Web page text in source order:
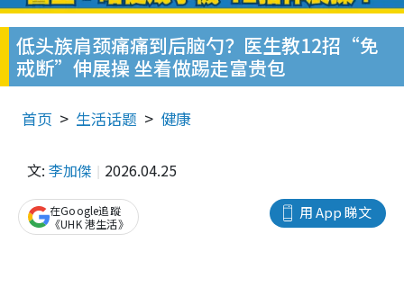
低头族肩颈痛痛到后脑勺？医生教12招“免
戒断”伸展操 坐着做踢走富贵包
首页 生活话题 健康
文: 李加傑 2026.04.25
用 App 睇文
在Google追蹤
《UHK 港生活》